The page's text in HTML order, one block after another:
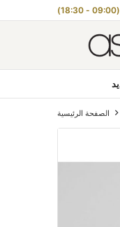
الصفحة الرئيسية